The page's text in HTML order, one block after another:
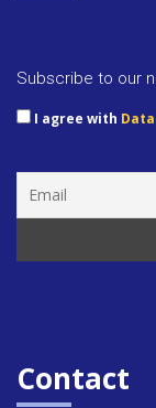
Subscribe to our
I agree with
Contact